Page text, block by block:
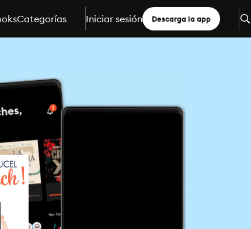
Categorías Iniciar sesión Descarga la app